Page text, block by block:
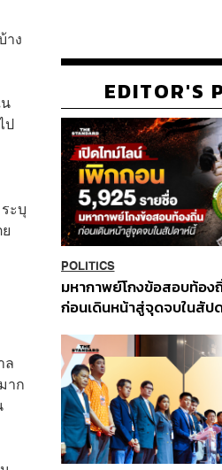
าง
ป
ะบุ
ล
าก
EDITOR'S
POLITICS
มหากาพย์โกงข้อสอบท้อง
ก่อนเดินหน้าสู่จุดจบในสัป